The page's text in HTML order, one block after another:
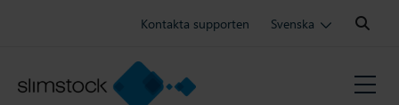
Kontakta supporten Svenska
Search: